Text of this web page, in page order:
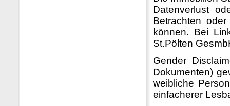
Datenverlust
Betrachten
können. Bei
St.Pölten
Gender
Dokumenten)
weibliche
einfacherer